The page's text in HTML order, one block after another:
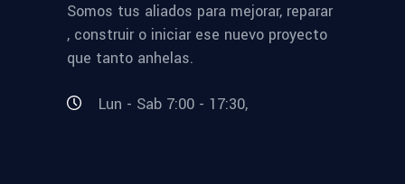
Somos tus aliados para mejorar, reparar
, construir o iniciar ese nuevo proyecto
que tanto anhelas.
Lun - Sab 7:00 - 17:30,